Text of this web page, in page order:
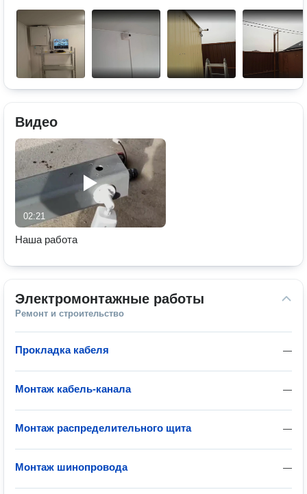
Видео
02:21
Наша работа
Электромонтажные работы
Ремонт и строительство
—
Прокладка кабеля
—
Монтаж кабель-канала
—
Монтаж распределительного щита
—
Монтаж шинопровода